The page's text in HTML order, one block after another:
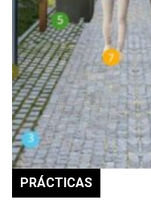
PRÁCTICAS